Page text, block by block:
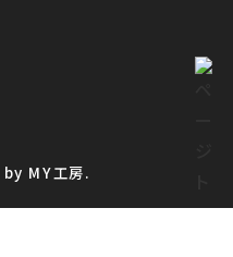
MY工房.